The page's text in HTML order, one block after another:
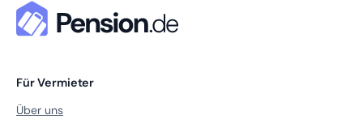
Für Vermieter
Über uns